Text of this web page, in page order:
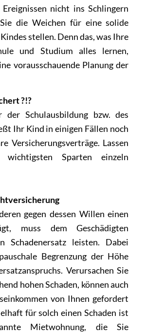
nicht ins Schlingern
die Weichen für eine solide
stellen. Denn das, was Ihre
und Studium alles lernen,
vorausschauende Planung der
?!?
der Schulausbildung bzw. des
Ihr Kind in einigen Fällen noch
Versicherungsverträge. Lassen
Sparten einzeln
gegen dessen Willen einen
muss dem Geschädigten
Schadenersatz leisten. Dabei
Begrenzung der Höhe
Verursachen Sie
hohen Schaden, können auch
von Ihnen gefordert
für solch einen Schaden ist
Mietwohnung, die Sie